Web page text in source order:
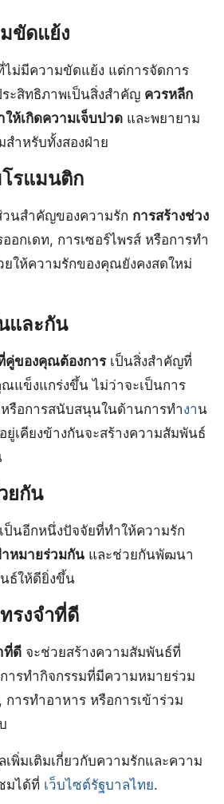
ขัดแย้ง
ม่มีความขัดแย้ง แต่การจัดการ
ะสิทธิภาพเป็นสิ่งสำคัญ ควรหลีก
ให้เกิดความเจ็บปวด และพยายาม
สำหรับทั้งสองฝ่าย
รแมนติก
นสำคัญของความรัก การสร้างช่วง
อกเดท, การเซอร์ไพรส์ หรือการทำ
ให้ความรักของคุณยังคงสดใหม่
และกัน
คู่ของคุณต้องการเป็นสิ่งสำคัญที่
แข็งแกร่งขึ้น ไม่ว่าจะเป็นการ
รือการสนับสนุนในด้านการทำงาน
เคียงข้างกันจะสร้างความสัมพันธ์
ยกัน
ป็นอีกหนึ่งปัจจัยที่ทำให้ความรัก
าหมายร่วมกัน และช่วยกันพัฒนา
ธ์ให้ดียิ่งขึ้น
รงจำที่ดี
ที่ดี จะช่วยสร้างความสัมพันธ์ที่
ารทำกิจกรรมที่มีความหมายร่วม
การทำอาหาร หรือการเข้าร่วม
พิ่มเติมเกี่ยวกับความรักและความ
มได้ที่ เว็บไซต์รัฐบาลไทย.